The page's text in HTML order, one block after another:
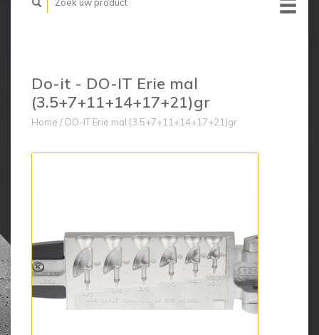
Do-it - DO-IT Erie mal
(3.5+7+11+14+17+21)gr
Home / DO-IT Erie mal (3.5+7+11+14+17+21)gr